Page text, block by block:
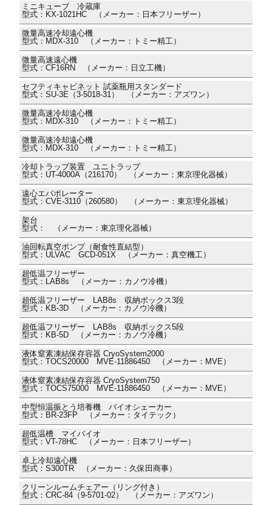
ミニキューブ 冷蔵庫
型式：KX-1021HC （メーカー：日本フリーザー）
微量高速冷却遠心機
型式：MDX-310 （メーカー：トミー精工）
微量高速遠心機
型式：CF16RN （メーカー：日立工機）
セフティキャビネット 試薬瓶用スタンダード
型式：SU-3E（3-5018-31） （メーカー：アズワン）
微量高速冷却遠心機
型式：MDX-310 （メーカー：トミー精工）
微量高速冷却遠心機
型式：MDX-310 （メーカー：トミー精工）
冷却トラップ装置 ユニトラップ
型式：UT-4000A（216170） （メーカー：東京理化器械）
遠心エバポレーター
型式：CVE-3110（260580） （メーカー：東京理化器械）
架台
型式： （メーカー：東京理化器械）
油回転真空ポンプ（耐食性直結型）
型式：ULVAC GCD-051X （メーカー：真空機工）
超低温フリーザー
型式：LAB8s （メーカー：カノウ冷機）
超低温フリーザー LAB8s 収納ボックス3段
型式：KB-3D （メーカー：カノウ冷機）
超低温フリーザー LAB8s 収納ボックス5段
型式：KB-5D （メーカー：カノウ冷機）
液体窒素凍結保存容器 CryoSystem2000
型式：TOCS20000 MVE-11886450 （メーカー：MVE）
液体窒素凍結保存容器 CryoSystem750
型式：TOCS75000 MVE-11886450 （メーカー：MVE）
中型恒温振とう培養機 バイオシェーカー
型式：BR-23FP （メーカー：タイテック）
超低温槽 マイバイオ
型式：VT-78HC （メーカー：日本フリーザー）
卓上冷却遠心機
型式：S300TR （メーカー：久保田商事）
クリーンルームチェアー（リング付き）
型式：CRC-84（9-5701-02） （メーカー：アズワン）